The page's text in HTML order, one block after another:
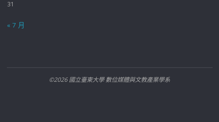
31
« 7 月
©2026 國立臺東大學 數位媒體與文教產業學系